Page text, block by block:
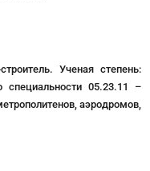
Ученая степень:
специальности 05.23.11 –
аэродромов,